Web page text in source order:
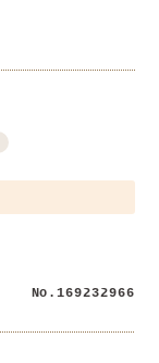
No.169232966